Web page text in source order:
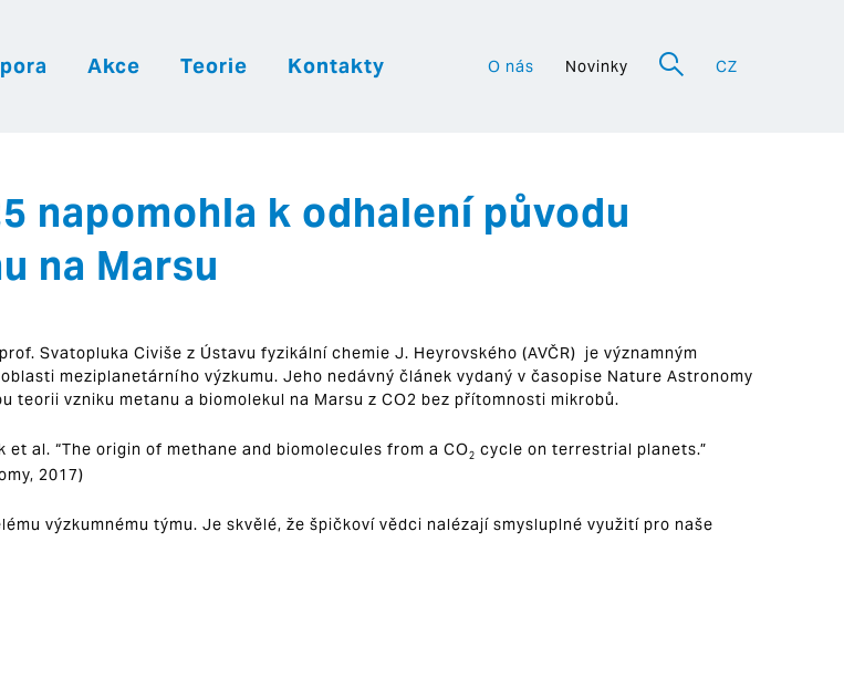
Akce Teorie Kontakty O nás Novinky CZ
napomohla k odhalení původu
na Marsu
Svatopluka Civiše z Ústavu fyzikální chemie J. Heyrovského (AVČR) je významným
meziplanetárního výzkumu. Jeho nedávný článek vydaný v časopise Nature Astronomy
teorii vzniku metanu a biomolekul na Marsu z CO2 bez přítomnosti mikrobů.
et al. “The origin of methane and biomolecules from a CO2 cycle on terrestrial planets.”
2017)
výzkumnému týmu. Je skvělé, že špičkoví vědci nalézají smysluplné využití pro naše